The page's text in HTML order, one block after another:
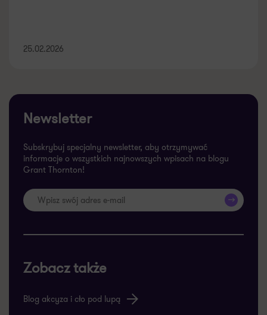
25.02.2026
Newsletter
Subskrybuj specjalny newsletter, aby otrzymywać
informacje o wszystkich najnowszych wpisach na blogu
Grant Thornton!
>>
Zobacz także
Blog akcyza i cło pod lupą